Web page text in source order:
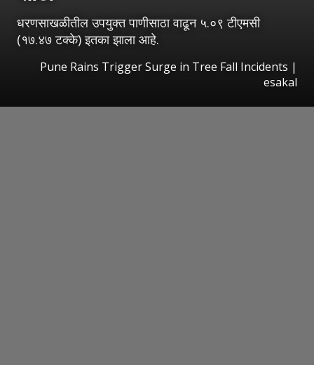
धरणसाखळीतील उपयुक्त पाणीसाठा वाढून ५.०९ टीएमसी
(१७.४७ टक्के) इतका झाला आहे.
Pune Rains Trigger Surge in Tree Fall Incidents |
esakal